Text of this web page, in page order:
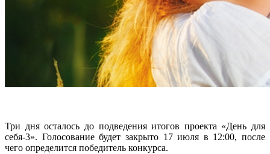
Три дня осталось до подведения итогов проекта «День для
себя-3». Голосование будет закрыто 17 июля в 12:00, после
чего определится победитель конкурса.